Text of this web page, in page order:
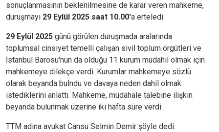
sonuçlanmasının beklenilmesine de karar veren mahkeme,
duruşmayı 29 Eylül 2025 saat 10.00'a erteledi.
29 Eylül 2025 günü görülen duruşmada aralarında
toplumsal cinsiyet temelli çalışan sivil toplum örgütleri ve
İstanbul Barosu'nun da olduğu 11 kurum müdahil olmak için
mahkemeye dilekçe verdi. Kurumlar mahkemeye sözlü
olarak beyanda bulndu ve davaya neden dahil olmak
istediklerini anlattı. Mahkeme, müdahale talebine ilişkin
beyanda bulunmak üzerine iki hafta süre verdi.
TTM adına avukat Cansu Selmin Demir şöyle dedi: